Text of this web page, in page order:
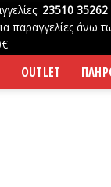
23510 35262
παραγγελίες άνω
OUTLET